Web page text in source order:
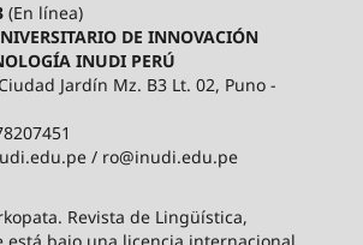
(En línea)
DE INNOVACIÓN
INUDI PERÚ
Jardín Mz. B3 Lt. 02, Puno -
/ ro@inudi.edu.pe
Revista de Lingüística,